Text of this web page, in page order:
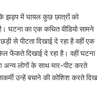
झड़प में घायल कुछ छात्रों को
घटना का एक कथित वीडियो सामने
से पीटता दिखाई दे रहा है वहीं एक
फेंकते दिखाई दे रहा है। वहीं घटना
लोगों के साथ मार-पीट करते
उन्हें बचाने की कोशिश करते दिख